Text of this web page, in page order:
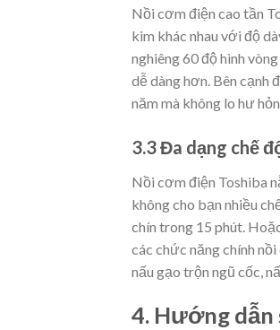
Nồi cơm điện cao tần
kim khác nhau với độ
nghiêng 60 độ hình
dễ dàng hơn. Bên cạnh
năm mà không lo hư
3.3 Đa dạng chế
Nồi cơm điện Toshiba
không cho bạn nhiều
chín trong 15 phút.
các chức năng chính
nấu gạo trộn ngũ cốc,
4. Hướng dẫn